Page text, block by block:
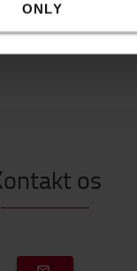
ONLY
os